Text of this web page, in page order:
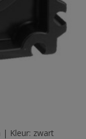
| Kleur: zwart